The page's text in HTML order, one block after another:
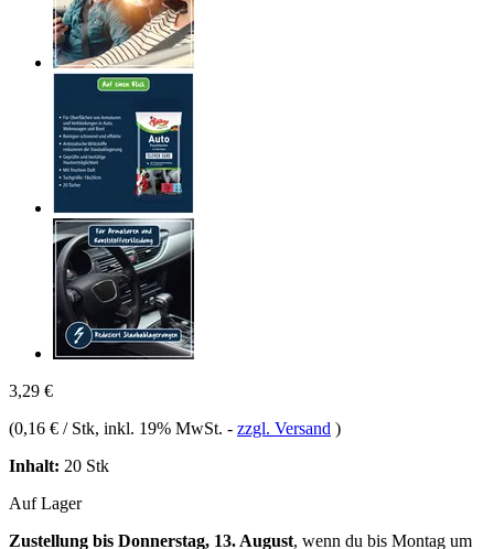
3,29 €
(0,16 € / Stk, inkl. 19% MwSt. - zzgl. Versand )
Inhalt: 20 Stk
Auf Lager
Zustellung bis Donnerstag, 13. August, wenn du bis Montag um